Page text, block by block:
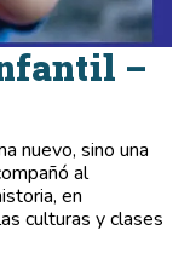
–
nuevo, sino una
al
en
culturas y clases